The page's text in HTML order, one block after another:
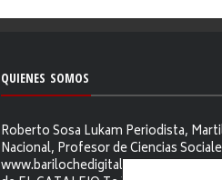
QUIENES SOMOS
Roberto Sosa Lukam Periodista,
Nacional, Profesor de Ciencias
www.barilochedigital.com y